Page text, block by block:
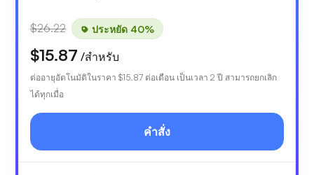
$26.22 ประหยัด 40%
$15.87 /สำหรับ
ต่ออายุอัตโนมัติในราคา $15.87 ต่อเดือน เป็นเวลา 2 ปี สามารถยกเลิก
ได้ทุกเมื่อ
คำสั่ง